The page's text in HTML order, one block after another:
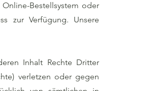
Bestellsystem oder
zur Verfügung. Unsere
Inhalt Rechte Dritter
verletzen oder gegen